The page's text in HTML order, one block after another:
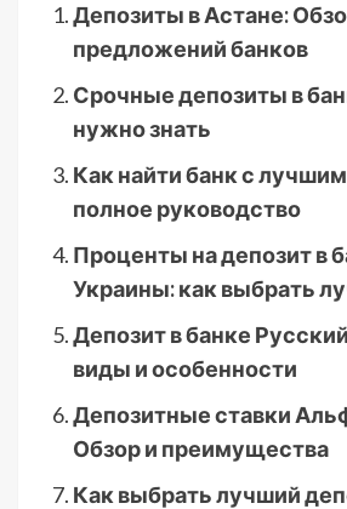
Депозиты в Астане:
предложений банков
Срочные депозиты в
нужно знать
Как найти банк с
полное руководство
Проценты на депозит в
Украины: как выбрать
Депозит в банке
виды и особенности
Депозитные ставки
Обзор и преимущества
Как выбрать лучший